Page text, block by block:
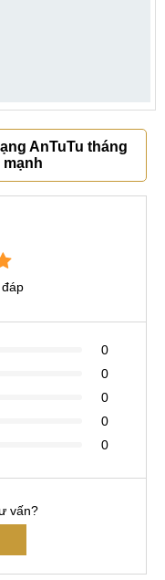
AnTuTu tháng
mạnh
0
0
0
0
0
vấn?